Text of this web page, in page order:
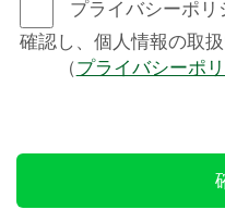
プライバシーポ
確認し、個人情報の取
（プライバシーポ